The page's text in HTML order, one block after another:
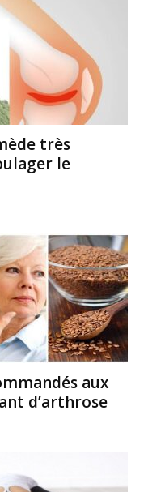
très
le
aux
d’arthrose